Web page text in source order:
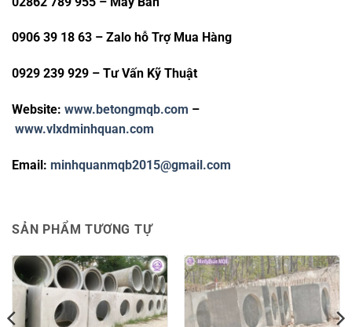
0906 39 18 63 – Zalo hỗ Trợ Mua Hàng
0929 239 929 – Tư Vấn Kỹ Thuật
Website: www.betongmqb.com –
www.vlxdminhquan.com
Email: minhquanmqb2015@gmail.com
SẢN PHẨM TƯƠNG TỰ